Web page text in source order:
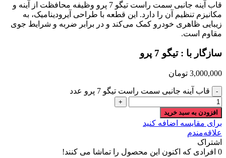
قاب آینه جانبی سمت راست تیگو 7 پرو وظیفه محافظت از آینه و
مکانیزم تنظیم آن را دارد. این قطعه با طراحی آیرودینامیک، به
زیبایی ظاهری خودرو کمک می‌کند و در برابر ضربه و شرایط جوی
مقاوم است.
سازگار با : تیگو 7 پرو
3,000,000 تومان
قاب آینه جانبی سمت راست تیگو 7 پرو عدد
افزودن به سبد خرید
برای مقایسه اضافه کنید
علاقه‌مندم
اشتراک
0 افرادی که اکنون این محصول را تماشا می کنند!